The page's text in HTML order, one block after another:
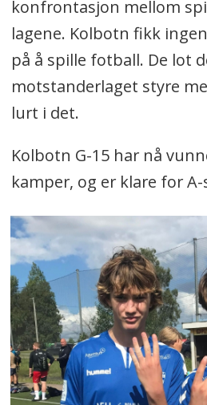
konfrontasjon mellom
lagene. Kolbotn fikk
på å spille fotball. De lot
motstanderlaget styre
lurt i det.
Kolbotn G-15 har nå
kamper, og er klare for